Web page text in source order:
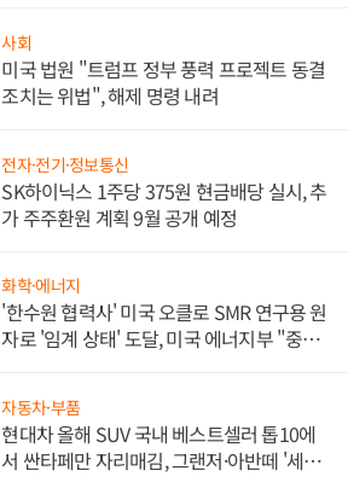
사회
미국 법원 "트럼프 정부 풍력 프로젝트 동결
조치는 위법", 해제 명령 내려
전자·전기·정보통신
SK하이닉스 1주당 375원 현금배당 실시, 추
가 주주환원 계획 9월 공개 예정
화학·에너지
'한수원 협력사' 미국 오클로 SMR 연구용 원
자로 '임계 상태' 도달, 미국 에너지부 "중요
자동차·부품
현대차 올해 SUV 국내 베스트셀러 톱10에
서 싼타페만 자리매김, 그랜저·아반떼 '세단